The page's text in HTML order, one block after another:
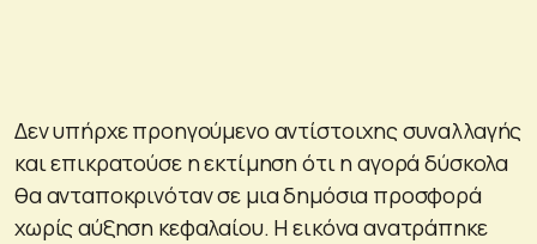
Δεν υπήρχε προηγούμενο αντίστοιχης συναλλαγής
και επικρατούσε η εκτίμηση ότι η αγορά δύσκολα
θα ανταποκρινόταν σε μια δημόσια προσφορά
χωρίς αύξηση κεφαλαίου. Η εικόνα ανατράπηκε